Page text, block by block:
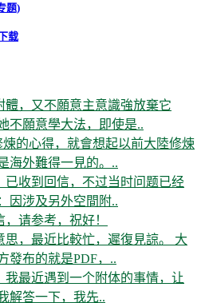
题)
载
體，又不願意主意識強放棄它
不願意學大法，即使是..
的心得，就會想起以前大陸修煉
海外難得一見的。..
已收到回信，不过当时问题已经
涉及另外空間附..
，请参考，祝好！
思，最近比較忙，遲復見諒。 大
發布的就是PDF，..
我最近遇到一个附体的事情，让
解答一下，我先..